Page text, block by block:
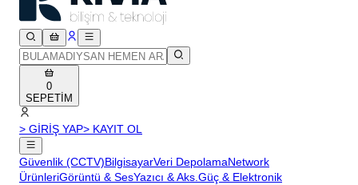
0
SEPETİM
> GİRİŞ YAP> KAYIT OL
Güvenlik (CCTV)BilgisayarVeri DepolamaNetwork
ÜrünleriGörüntü & SesYazıcı & Aks.Güç & Elektronik